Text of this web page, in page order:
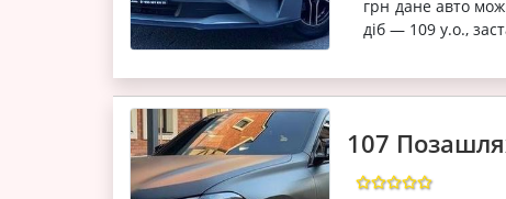
грн дане авто
діб — 109 у.о.,
107